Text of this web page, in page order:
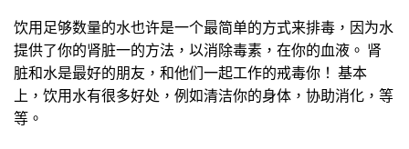
饮用足够数量的水也许是一个最简单的方式来排毒，因为水
提供了你的肾脏一的方法，以消除毒素，在你的血液。 肾
脏和水是最好的朋友，和他们一起工作的戒毒你！ 基本
上，饮用水有很多好处，例如清洁你的身体，协助消化，等
等。